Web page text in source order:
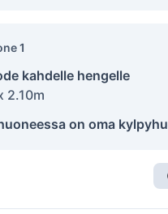
1
kahdelle hengelle
2.10m
on oma